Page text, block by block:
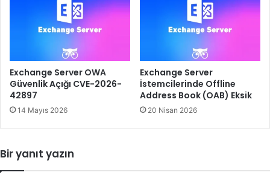
Exchange Server OWA
Güvenlik Açığı CVE-2026-
42897
14 Mayıs 2026
Exchange Server
İstemcilerinde Offline
Address Book (OAB) Eksik
20 Nisan 2026
Bir yanıt yazın